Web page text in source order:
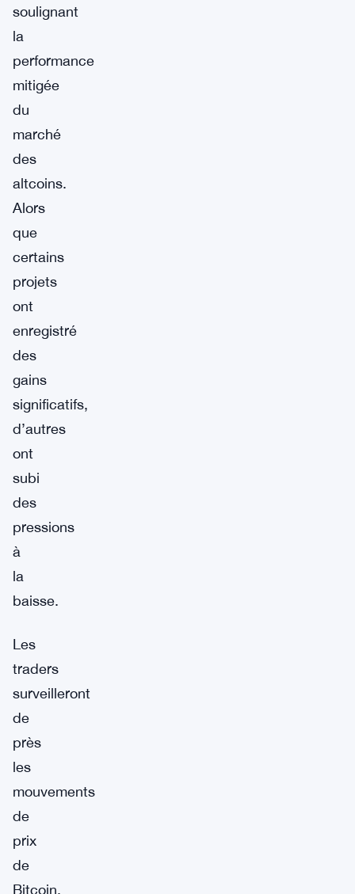
soulignant
la
performance
mitigée
du
marché
des
altcoins.
Alors
que
certains
projets
ont
enregistré
des
gains
significatifs,
d’autres
ont
subi
des
pressions
à
la
baisse.
Les
traders
surveilleront
de
près
les
mouvements
de
prix
de
Bitcoin,